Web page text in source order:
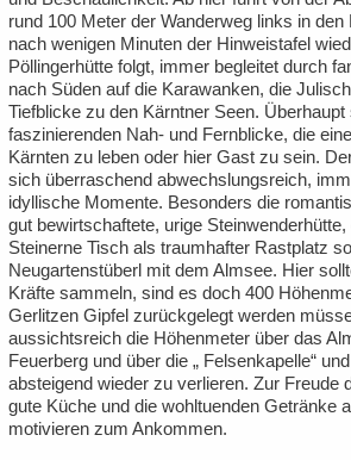
rund 100 Meter der Wanderweg links in
nach wenigen Minuten der Hinweistafel
Pöllingerhütte folgt, immer begleitet durch
nach Süden auf die Karawanken, die
Tiefblicke zu den Kärntner Seen. Überhaupt
faszinierenden Nah- und Fernblicke, die
Kärnten zu leben oder hier Gast zu sein.
sich überraschend abwechslungsreich,
idyllische Momente. Besonders die
gut bewirtschaftete, urige
Steinerne Tisch als traumhafter Rastplatz
Neugartenstüberl mit dem Almsee. Hier
Kräfte sammeln, sind es doch 400
Gerlitzen Gipfel zurückgelegt werden
aussichtsreich die Höhenmeter über das
Feuerberg und über die „ Felsenkapelle“
absteigend wieder zu verlieren. Zur Freude
gute Küche und die wohltuenden Getränke
motivieren zum Ankommen.